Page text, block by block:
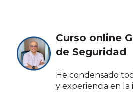
Curso online
de Seguridad
He condensado
y experiencia en la